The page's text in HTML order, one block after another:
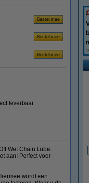
leverbaar
Wet Chain Lube.
aan! Perfect voor
wordt een